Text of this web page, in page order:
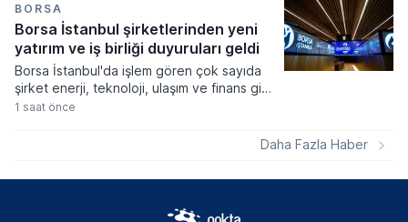
kısıtlamalar 10 Ağustos tarihinde devreye
girecek.
BORSA
Borsa İstanbul şirketlerinden yeni
yatırım ve iş birliği duyuruları geldi
Borsa İstanbul'da işlem gören çok sayıda
şirket enerji, teknoloji, ulaşım ve finans gibi
farklı sektörlerde gerçekleştirdikleri yeni iş
anlaşmaları ve üretim kapasitesini artıran
1 saat önce
Daha Fazla Haber